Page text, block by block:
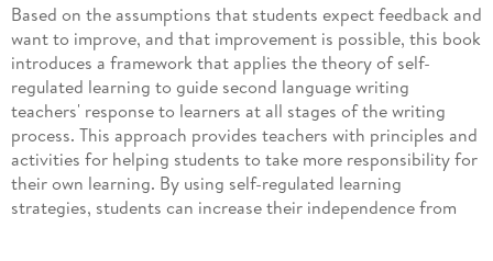
Based on the assumptions that students expect feedback and
want to improve, and that improvement is possible, this book
introduces a framework that applies the theory of self-
regulated learning to guide second language writing
teachers' response to learners at all stages of the writing
process. This approach provides teachers with principles and
activities for helping students to take more responsibility for
their own learning. By using self-regulated learning
strategies, students can increase their independence from